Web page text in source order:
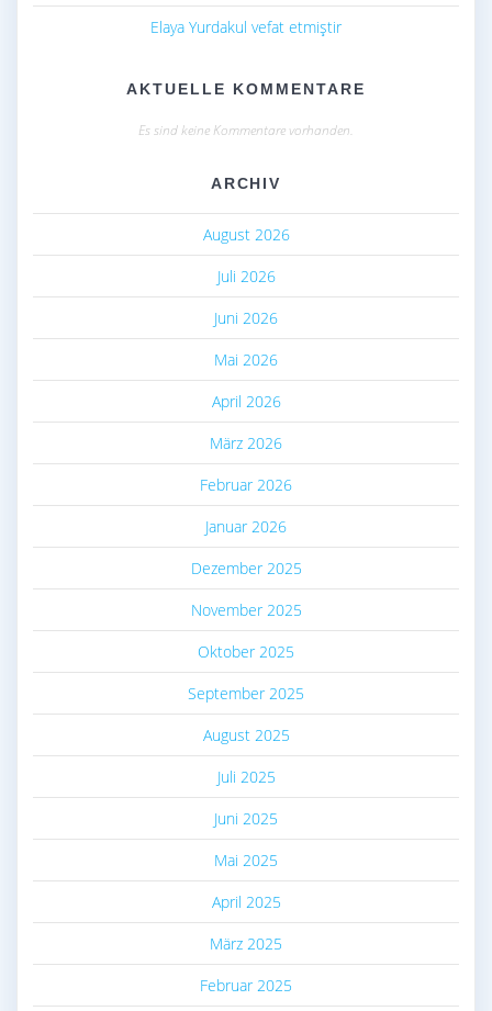
Elaya Yurdakul vefat etmiştir
AKTUELLE KOMMENTARE
Es sind keine Kommentare vorhanden.
ARCHIV
August 2026
Juli 2026
Juni 2026
Mai 2026
April 2026
März 2026
Februar 2026
Januar 2026
Dezember 2025
November 2025
Oktober 2025
September 2025
August 2025
Juli 2025
Juni 2025
Mai 2025
April 2025
März 2025
Februar 2025